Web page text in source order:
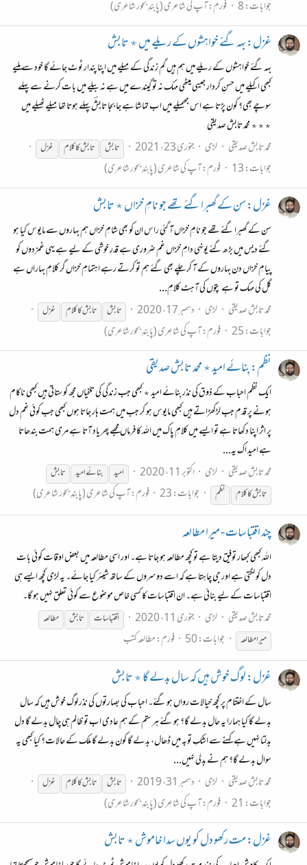
جوابات: 8 فورم:آپ کی شاعری (پابندِ بحور شاعری)
غزل: بہہ گئے خواہشوں کے ریلے میں ٭ تابش
بہہ گئے خواہشوں کے ریلے میں ہم ہیں گم زندگی کے میلے میں اپنا پندار ٹوٹ جائے گا خود سے ملیے
کبھی اکیلے میں حسنِ کردار جیسی میٹھی مہک نہ تو گیندے میں ہے نہ بیلے میں بات کرنے سے پہلے
سوچے بھی؟ کون پڑتا ہے اس جھمیلے میں اب تماشا ہے جا بجا تابشؔ پہلے ہوتا تھا میلے ٹھیلے میں
٭٭٭ محمد تابش صدیقی
محمد تابش صدیقی
لڑی جنوری 23، 2021 تابش تابشکا کلام غزل
جوابات: 13 فورم:آپ کی شاعری (پابندِ بحور شاعری)
غزل: سن کے گھبرا گئے تھے جو نامِ خزاں ٭ تابش
سن کے گھبرا گئے تھے جو نامِ خزاں آ گئی راس ان کو بھی شامِ خزاں ہم بہاروں سے مایوس کیا ہو
گئے دیس میں بڑھ گئے یونہی دامِ خزاں غم ضروری ہے قدرِ خوشی کے لیے ہے یہی غمزدوں کو
پیامِ خزاں دن بہاروں کے آ کر چلے بھی گئے ہم تو کرتے رہے اہتمامِ خزاں گر کلامِ بہاراں ہے
گل کی مہک تو ہے پتوں کی آہٹ کلامِ...
محمد تابش صدیقی
لڑی دسمبر 17، 2020 تابش تابشکا کلام غزل
جوابات: 25 فورم:آپ کی شاعری (پابندِ بحور شاعری)
نظم: بِنائے امید ٭ محمد تابش صدیقی
ایک نظم احباب کے ذوق کی نذر بِنائے امید ٭ کبھی جب زندگی کی تلخیاں مجھ کو ستاتی ہیں کبھی ناکام
ہونے پر قدم جب لڑکھڑاتے ہیں کبھی مایوس ہو کر جب میں ہمت ہار جاتا ہوں کبھی جب کوئی غم دل
پر اثر اپنا دکھاتا ہے تو ایسے میں کلامِ پاک میں اللہ کا فرماں مجھے پھر یاد آتا ہے مری ہمت بندھاتا
ہے امید اک یہ...
محمد تابش صدیقی
لڑی اکتوبر 11، 2020 امید بنائے امید
تابش
تابشکا کلام نظم جوابات: 23 فورم:آپ کی شاعری (پابندِ بحور شاعری)
چند اقتباسات - میرا مطالعہ
اللہ کبھی کبھار توفیق دیتا ہے تو کچھ مطالعہ ہو جاتا ہے۔ اور اسی مطالعہ میں بعض اوقات کوئی بات
دل کو لگتی ہے اور جی چاہتا ہے کہ اسے دوسروں کے ساتھ شیئر کیا جائے۔ یہ لڑی کچھ ایسے ہی
اقتباسات کے لیے بنائی ہے۔ ان اقتباسات کا کسی خاص موضوع سے کوئی تعلق نہیں ہو گا۔
محمد تابش صدیقی
لڑی جنوری 11، 2020 اقتباسات تابش
مطالعہ
میرا مطالعہ
جوابات: 50 فورم:مطالعہ کتب
غزل: لوگ خوش ہیں کہ سال بدلے گا ٭ تابش
سال کے اختتام پر کچھ خیالات رواں ہو گئے۔ احباب کی بصارتوں کی نذر لوگ خوش ہیں کہ سال
بدلے گا کیا ہمارا یہ حال بدلے گا؟ ہو گئے ہر ستم کے ہم عادی اب تو ظالم ہی چال بدلے گا دل
بدلتا نہیں ہے کہنے سے اشکِ توبہ میں ڈھال، بدلے گا کون بدلے گا ملک کے حالات؟ کیا کبھی یہ
سوال بدلے گا؟ ہم نے بدلی نہیں...
محمد تابش صدیقی
لڑی دسمبر 31، 2019 تابش تابشکا کلام غزل
جوابات: 21 فورم:آپ کی شاعری (پابندِ بحور شاعری)
غزل: مت رکھو دل کو یوں سدا خاموش ٭ تابش